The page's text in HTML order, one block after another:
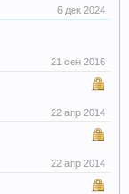
6 дек 2024
21 сен 2016
22 апр 2014
22 апр 2014